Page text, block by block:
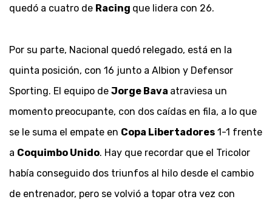
quedó a cuatro de Racing que lidera con 26.
Por su parte, Nacional quedó relegado, está en la
quinta posición, con 16 junto a Albion y Defensor
Sporting. El equipo de Jorge Bava atraviesa un
momento preocupante, con dos caídas en fila, a lo que
se le suma el empate en Copa Libertadores 1-1 frente
a Coquimbo Unido. Hay que recordar que el Tricolor
había conseguido dos triunfos al hilo desde el cambio
de entrenador, pero se volvió a topar otra vez con